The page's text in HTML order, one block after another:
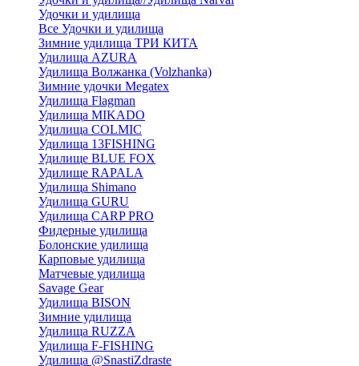
Удочки и удилища
Все Удочки и удилища
Зимние удилища ТРИ КИТА
Удилища AZURA
Удилища Волжанка (Volzhanka)
Зимние удочки Megatex
Удилища Flagman
Удилища MIKADO
Удилища COLMIC
Удилища 13FISHING
Удилище BLUE FOX
Удилище RAPALA
Удилища Shimano
Удилища GURU
Удилища CARP PRO
Фидерные удилища
Болонские удилища
Карповые удилища
Матчевые удилища
Savage Gear
Удилища BISON
Зимние удилища
Удилища RUZZA
Удилища F-FISHING
Удилища @SnastiZdraste